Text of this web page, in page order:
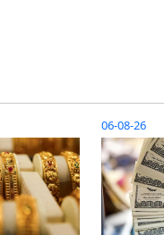
06-08-26